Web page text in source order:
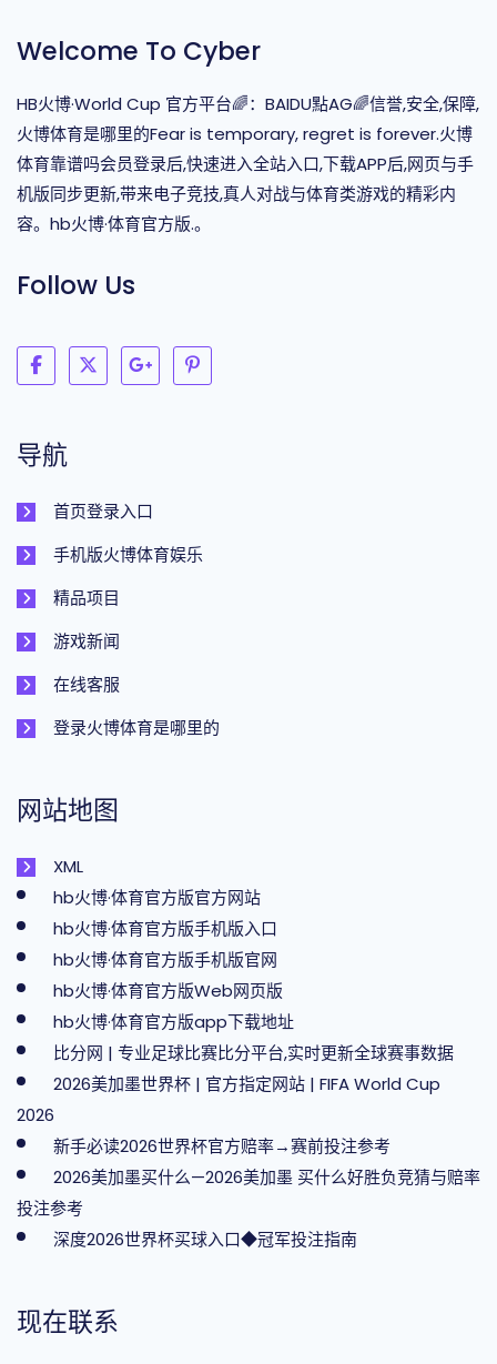
Welcome To Cyber
HB火博·World Cup 官方平台🌈：BAIDU點AG🌈信誉,安全,保障,
火博体育是哪里的Fear is temporary, regret is forever.火博
体育靠谱吗会员登录后,快速进入全站入口,下载APP后,网页与手
机版同步更新,带来电子竞技,真人对战与体育类游戏的精彩内
容。hb火博·体育官方版.。
Follow Us
导航
首页登录入口
手机版火博体育娱乐
精品项目
游戏新闻
在线客服
登录火博体育是哪里的
网站地图
XML
hb火博·体育官方版官方网站
hb火博·体育官方版手机版入口
hb火博·体育官方版手机版官网
hb火博·体育官方版Web网页版
hb火博·体育官方版app下载地址
比分网 | 专业足球比赛比分平台,实时更新全球赛事数据
2026美加墨世界杯 | 官方指定网站 | FIFA World Cup
2026
新手必读2026世界杯官方赔率→赛前投注参考
2026美加墨买什么—2026美加墨 买什么好胜负竞猜与赔率
投注参考
深度2026世界杯买球入口◆冠军投注指南
现在联系